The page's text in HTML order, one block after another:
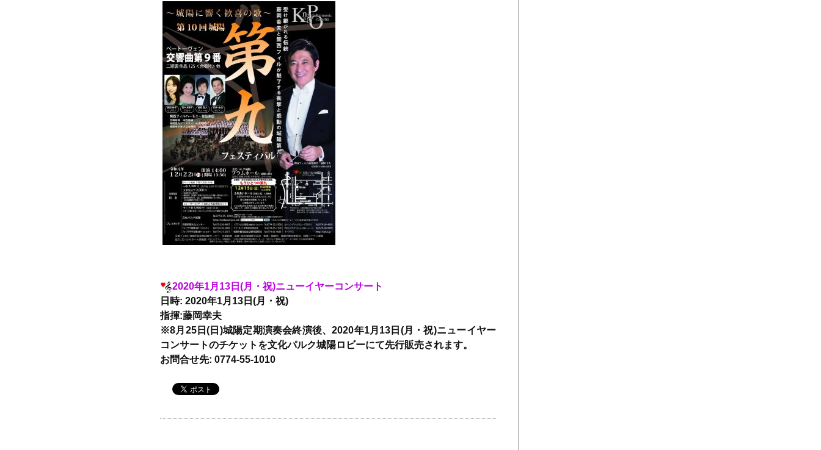
2020年1月13日(月・祝)ニューイヤーコンサート
日時: 2020年1月13日(月・祝)
指揮:藤岡幸夫
※8月25日(日)城陽定期演奏会終演後、2020年1月13日(月・祝)ニューイヤー
コンサートのチケットを文化パルク城陽ロビーにて先行販売されます。
お問合せ先: 0774-55-1010